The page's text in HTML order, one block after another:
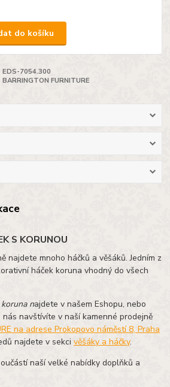
do košíku
EDS-7054.300
BARRINGTON FURNITURE
S KORUNOU
najdete mnoho háčků a věšáků. Jedním z
háček koruna vhodný do všech
najdete v našem Eshopu, nebo
navštívíte v naší kamenné prodejně
na adrese Prokopovo náměstí 8, Praha
najdete v sekcivěšáky a háčky.
naší velké nabídky doplňků a